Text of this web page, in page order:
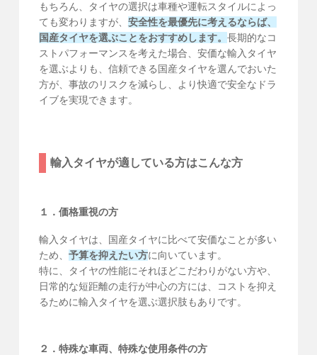
もちろん、タイヤの選択は車種や運転スタイルによっ
ても変わりますが、 安全性を最優先に考えるならば、
国産タイヤを選ぶことをおすすめします。 長期的なコ
ストパフォーマンスを考えた場合、安価な輸入タイヤ
を選ぶよりも、信頼できる国産タイヤを選んでおいた
方が、事故のリスクを減らし、より快適で安全なドラ
イブを実現できます。
輸入タイヤが適している方はこんな方
１．価格重視の方
輸入タイヤは、国産タイヤに比べて安価なことが多い
ため、 予算を抑えたい方に向いています。
特に、タイヤの性能にそれほどこだわりがない方や、
日常的な短距離の走行が中心の方には、コストを抑え
るために輸入タイヤを選ぶ選択肢もありです。
２．特殊な車両、特殊な使用条件の方